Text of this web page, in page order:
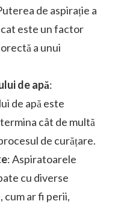
de aspirație a
este un factor
a unui
de apă:
de apă este
cât de multă
de curățare.
: Aspiratoarele
cu diverse
cum ar fi perii,